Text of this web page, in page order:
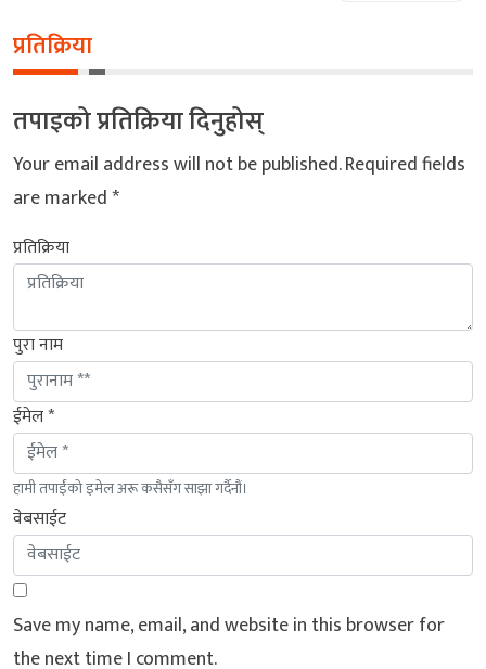
प्रतिक्रिया
तपाइको प्रतिक्रिया दिनुहोस्
Your email address will not be published.Required fields
are marked*
प्रतिक्रिया
पुरा नाम
ईमेल *
हामी तपाईंको इमेल अरू कसैसँग साझा गर्दैनौं।
वेबसाईट
Save my name, email, and website in this browser for
the next time I comment.